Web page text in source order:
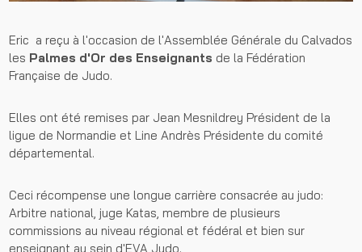
Eric a reçu à l'occasion de l'Assemblée Générale du Calvados
les Palmes d'Or des Enseignants de la Fédération
Française de Judo.
Elles ont été remises par Jean Mesnildrey Président de la
ligue de Normandie et Line Andrès Présidente du comité
départemental.
Ceci récompense une longue carrière consacrée au judo:
Arbitre national, juge Katas, membre de plusieurs
commissions au niveau régional et fédéral et bien sur
enseignant au sein d'EVA Judo.